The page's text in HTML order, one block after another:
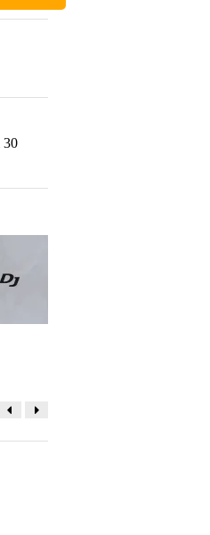
30
per questo prodotto.